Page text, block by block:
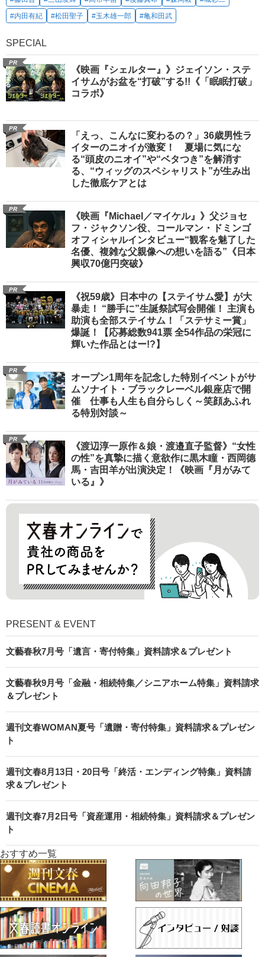
#内田有紀
#松田聖子 #玉木雄一郎 #亀和田武
SPECIAL
PR
《映画『シェルター』》ジェイソン・ステ
イサムがお盆を“打破”する!!《「眠眠打破」
コラボ》
PR
「えっ、こんなに変わるの？」36歳男性ラ
イターのニオイが激変！ 夏場に気にな
る“頭皮のニオイ”や“ベタつき”を解消す
る、“ウィッグのスペシャリスト”が生み出
した徹底ケアとは
PR
《映画『Michael／マイケル』》父ジョセ
フ・ジャクソン役、コールマン・ドミンゴ
オフィシャルインタビュー“観客を魅了した
名優、複雑な父親像への想いを語る”《日本
興収70億円突破》
PR
《祝59歳》日本中の【ステイサム愛】が大
暴走！ “勝手に”生誕祭試写会開催！ 主演も
助演も全部ステイサム！「ステサミー賞」
爆誕！【応募総数941票 全54作品の栄冠に
輝いた作品とはー!?】
PR
オープン1周年を記念した特別イベントがサ
ムソナイト・ブラックレーベル銀座店で開
催 仕事も人生も自分らしく～笑顔あふれ
る特別対談～
PR
《渡辺淳一原作＆娘・渡邉直子監督》“女性
の性”を真摯に描く意欲作に黒木瞳・西岡德
馬・吉田羊が出演決定！《映画『月がみて
いる』》
PRESENT & EVENT
文藝春秋7月号「遺言・寄付特集」資料請求＆プレゼント
文藝春秋9月号「金融・相続特集／シニアホーム特集」資料請求
＆プレゼント
週刊文春WOMAN夏号「遺贈・寄付特集」資料請求＆プレゼン
ト
週刊文春8月13日・20日号「終活・エンディング特集」資料請
求＆プレゼント
週刊文春7月2日号「資産運用・相続特集」資料請求＆プレゼン
ト
おすすめ一覧